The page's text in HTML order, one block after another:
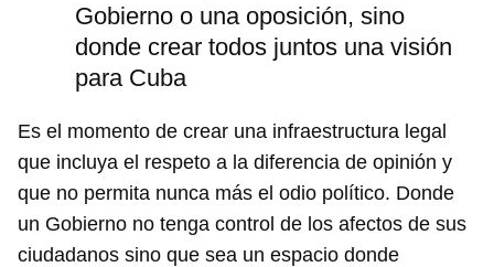
Gobierno o una oposición, sino
donde crear todos juntos una visión
para Cuba
Es el momento de crear una infraestructura legal
que incluya el respeto a la diferencia de opinión y
que no permita nunca más el odio político. Donde
un Gobierno no tenga control de los afectos de sus
ciudadanos sino que sea un espacio donde